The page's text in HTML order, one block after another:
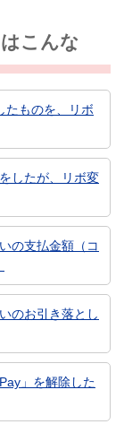
こんな
たものを、リボ
したが、リボ変
の支払金額（コ
のお引き落とし
」を解除した